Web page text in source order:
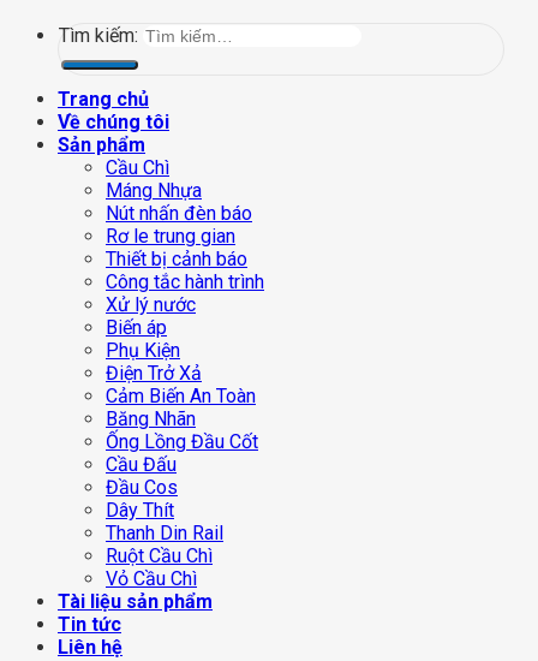
Tìm kiếm:
Trang chủ
Về chúng tôi
Sản phẩm
Cầu Chì
Máng Nhựa
Nút nhấn đèn báo
Rơ le trung gian
Thiết bị cảnh báo
Công tắc hành trình
Xử lý nước
Biến áp
Phụ Kiện
Điện Trở Xả
Cảm Biến An Toàn
Băng Nhãn
Ống Lồng Đầu Cốt
Cầu Đấu
Đầu Cos
Dây Thít
Thanh Din Rail
Ruột Cầu Chì
Vỏ Cầu Chì
Tài liệu sản phẩm
Tin tức
Liên hệ